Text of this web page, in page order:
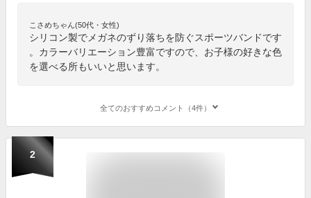
こさめちゃん(50代・女性)
シリコン製でメガネのずり落ちを防ぐスポーツバンドです
。カラーバリエーション豊富ですので、お子様の好きな色
を選べる所もいいと思います。
全てのおすすめコメント（4件）
2